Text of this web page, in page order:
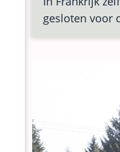
gesloten voor